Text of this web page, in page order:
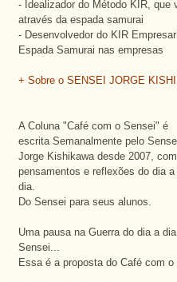
- Idealizador do Método KIR, que
através da espada samurai
- Desenvolvedor do KIR
Espada Samurai nas empresas
+ Sobre o SENSEI JORGE
A Coluna "Café com o Sensei" é
escrita Semanalmente pelo
Jorge Kishikawa desde 2007, com
pensamentos e reflexões do dia a
dia.
Do Sensei para seus alunos.
Uma pausa na Guerra do dia a
Sensei...
Essa é a proposta do Café com o